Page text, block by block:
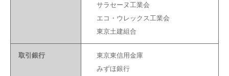
サラセーヌ工業会
エコ・ウレックス工業会
東京土建組合
取引銀行
東京東信用金庫
みずほ銀行